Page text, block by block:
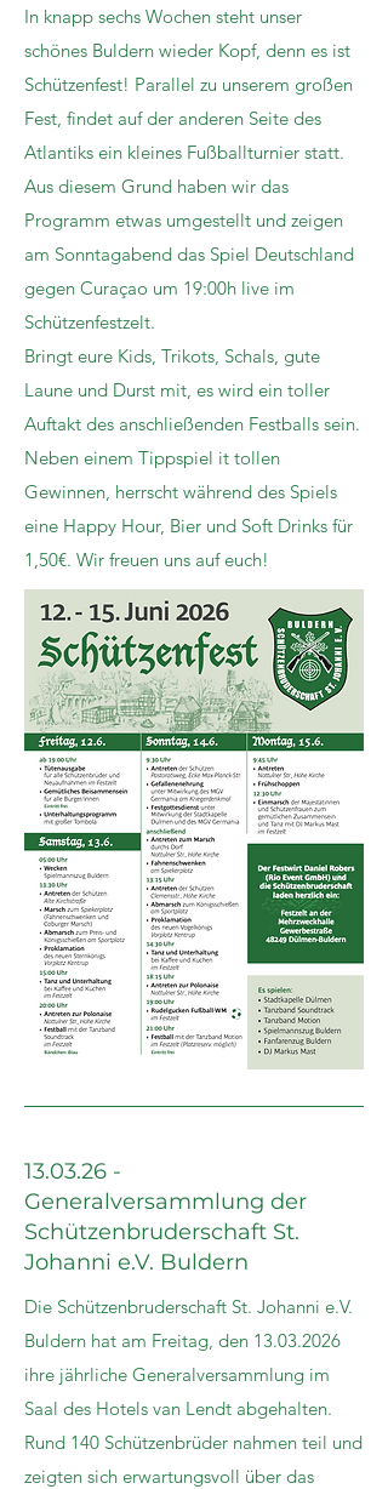
In knapp sechs Wochen steht unser
schönes Buldern wieder Kopf, denn es ist
Schützenfest! Parallel zu unserem großen
Fest, findet auf der anderen Seite des
Atlantiks ein kleines Fußballturnier statt.
Aus diesem Grund haben wir das
Programm etwas umgestellt und zeigen
am Sonntagabend das Spiel Deutschland
gegen Curaçao um 19:00h live im
Schützenfestzelt.
Bringt eure Kids, Trikots, Schals, gute
Laune und Durst mit, es wird ein toller
Auftakt des anschließenden Festballs sein.
Neben einem Tippspiel it tollen
Gewinnen, herrscht während des Spiels
eine Happy Hour, Bier und Soft Drinks für
1,50€. Wir freuen uns auf euch!
13.03.26 -
Generalversammlung der
Schützenbruderschaft St.
Johanni e.V. Buldern
Die Schützenbruderschaft St. Johanni e.V.
Buldern hat am Freitag, den 13.03.2026
ihre jährliche Generalversammlung im
Saal des Hotels van Lendt abgehalten.
Rund 140 Schützenbrüder nahmen teil und
zeigten sich erwartungsvoll über das